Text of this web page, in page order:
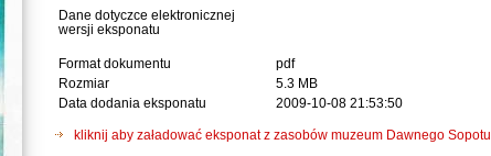
Dane dotyczce elektronicznej
wersji eksponatu
Format dokumentu
pdf
Rozmiar
5.3 MB
Data dodania eksponatu
2009-10-08 21:53:50
kliknij aby załadować eksponat z zasobów muzeum Dawnego Sopotu